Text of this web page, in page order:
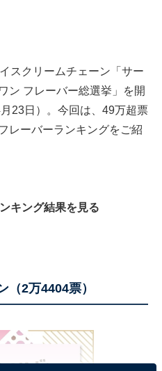
スクリームチェーン「サー
ン フレーバー総選挙」を開
23日）。今回は、49万超票
レーバーランキングをご紹
キング結果を見る
（2万4404票）